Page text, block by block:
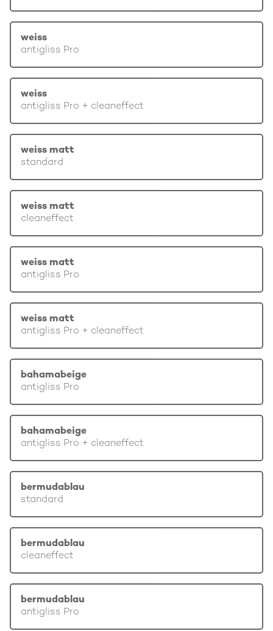
weiss
antigliss Pro
weiss
antigliss Pro + cleaneffect
weiss matt
standard
weiss matt
cleaneffect
weiss matt
antigliss Pro
weiss matt
antigliss Pro + cleaneffect
bahamabeige
antigliss Pro
bahamabeige
antigliss Pro + cleaneffect
bermudablau
standard
bermudablau
cleaneffect
bermudablau
antigliss Pro